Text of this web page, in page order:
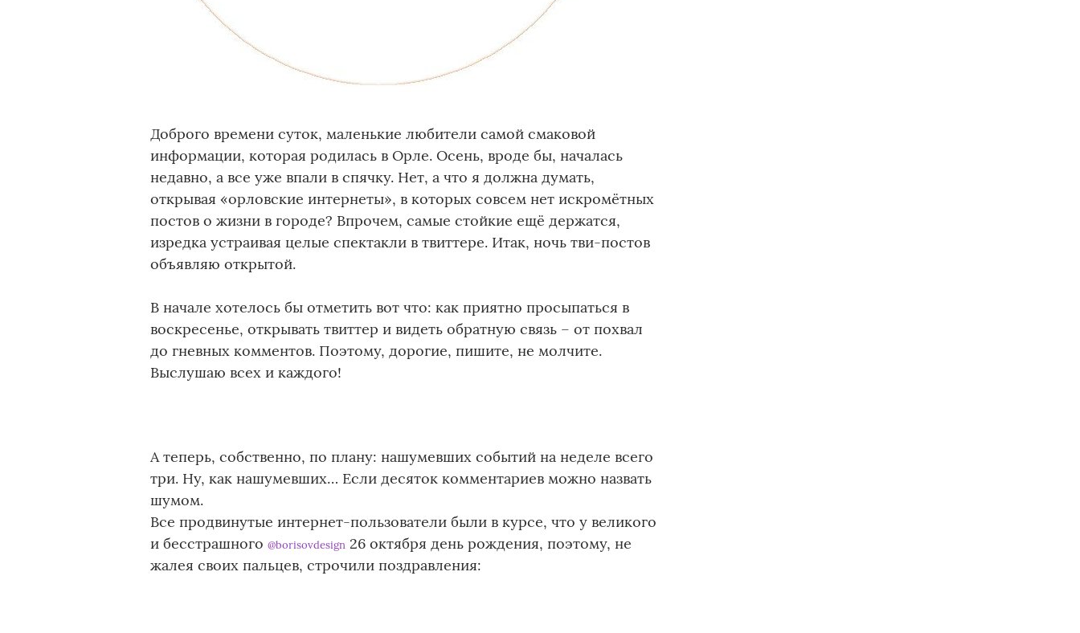
Доброго времени суток, маленькие любители самой смаковой
информации, которая родилась в Орле. Осень, вроде бы, началась
недавно, а все уже впали в спячку. Нет, а что я должна думать,
открывая «орловские интернеты», в которых совсем нет искромётных
постов о жизни в городе? Впрочем, самые стойкие ещё держатся,
изредка устраивая целые спектакли в твиттере. Итак, ночь тви-постов
объявляю открытой.
В начале хотелось бы отметить вот что: как приятно просыпаться в
воскресенье, открывать твиттер и видеть обратную связь – от похвал
до гневных комментов. Поэтому, дорогие, пишите, не молчите.
Выслушаю всех и каждого!
А теперь, собственно, по плану: нашумевших событий на неделе всего
три. Ну, как нашумевших… Если десяток комментариев можно назвать
шумом.
Все продвинутые интернет-пользователи были в курсе, что у великого
и бесстрашного @borisovdesign 26 октября день рождения, поэтому, не
жалея своих пальцев, строчили поздравления: